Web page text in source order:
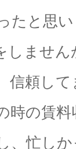
たと思
しませ
信頼し
時の賃料
、忙し